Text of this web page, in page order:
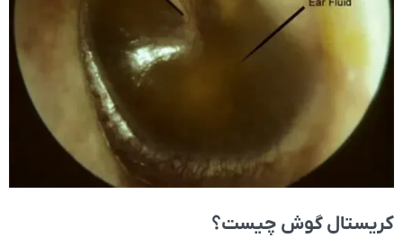
کریستال گوش چیست؟